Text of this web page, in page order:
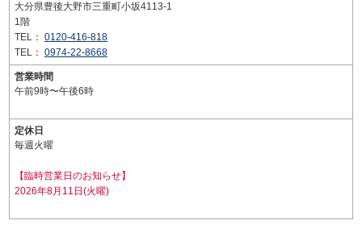
大分県豊後大野市三重町小坂4113-1
1階
TEL： 0120-416-818
TEL： 0974-22-8668
営業時間
午前9時〜午後6時
定休日
毎週火曜
【臨時営業日のお知らせ】
2026年8月11日(火曜)